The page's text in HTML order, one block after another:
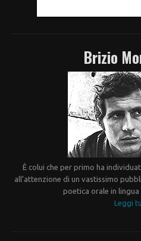
Brizio
È colui che per primo ha
all’attenzione di un vastissimo
poetica orale in
Leggi